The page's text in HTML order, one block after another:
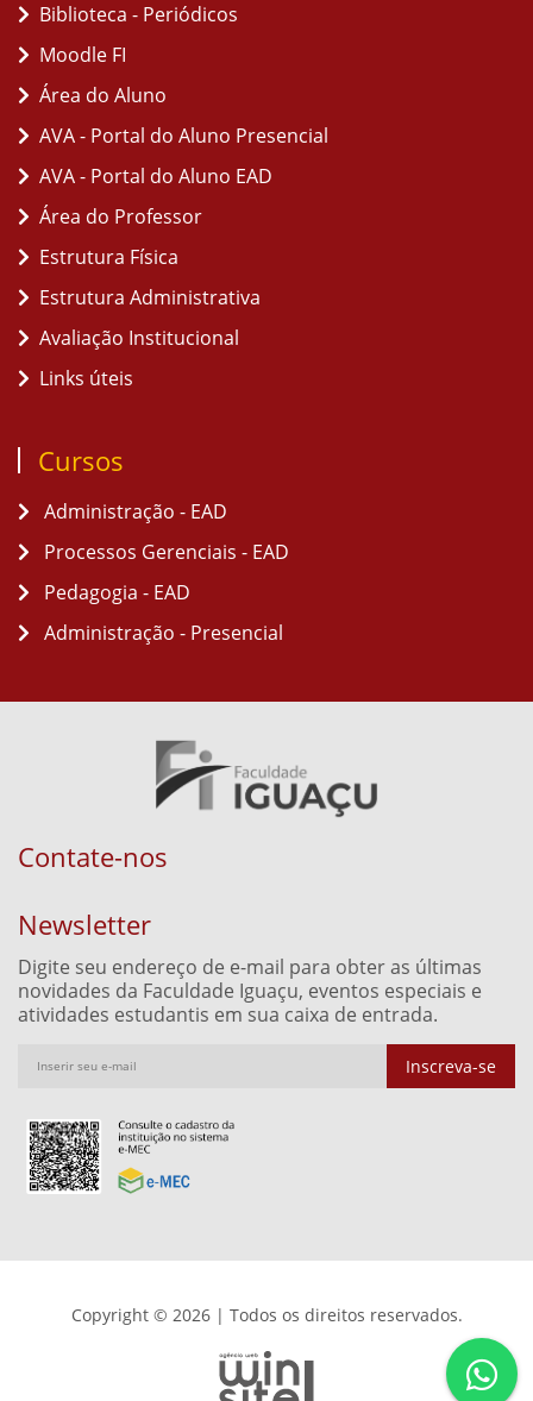
Biblioteca - Periódicos
Moodle FI
Área do Aluno
AVA - Portal do Aluno Presencial
AVA - Portal do Aluno EAD
Área do Professor
Estrutura Física
Estrutura Administrativa
Avaliação Institucional
Links úteis
Cursos
Administração - EAD
Processos Gerenciais - EAD
Pedagogia - EAD
Administração - Presencial
Contate-nos
Newsletter
Digite seu endereço de e-mail para obter as últimas
novidades da Faculdade Iguaçu, eventos especiais e
atividades estudantis em sua caixa de entrada.
Inscreva-se
Copyright © 2026 | Todos os direitos reservados.